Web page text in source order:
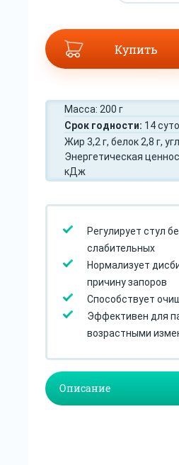
Купить
Масса: 200 г
Срок годности: 14
Жир 3,2 г, белок 2,8 г,
Энергетическая
кДж
Регулирует стул
слабительных
Нормализует
причину запоров
Способствует
Эффективен для
возрастными